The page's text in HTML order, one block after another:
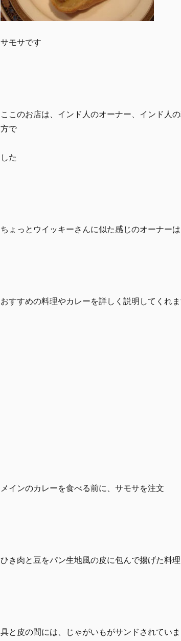
サモサです
ここのお店は、インド人のオーナー、インド人
方で
した
ちょっとウイッキーさんに似た感じのオーナー
おすすめの料理やカレーを詳しく説明してくれ
メインのカレーを食べる前に、サモサを注文
ひき肉と豆をパン生地風の皮に包んで揚げた料
具と皮の間には、じゃがいもがサンドされてい